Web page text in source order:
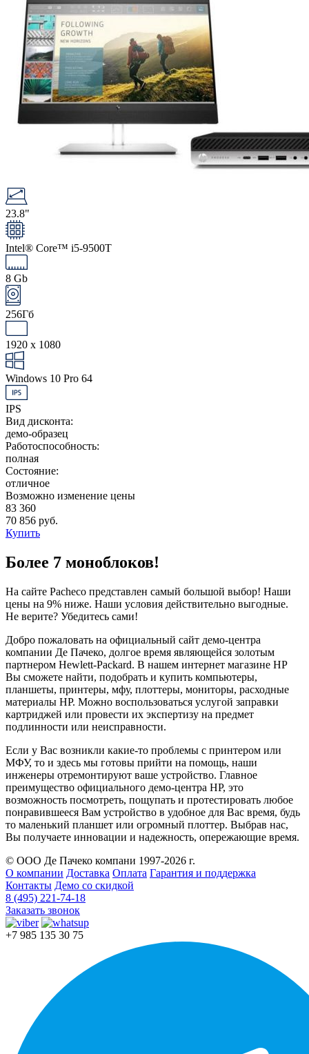
23.8"
Intel® Core™ i5-9500T
8 Gb
256Гб
1920 x 1080
Windows 10 Pro 64
IPS
Вид дисконта:
демо-образец
Работоспособность:
полная
Состояние:
отличное
Возможно изменение цены
83 360
70 856 руб.
Купить
Более 7 моноблоков!
На сайте Pacheco представлен самый большой выбор! Наши
цены на 9% ниже. Наши условия действительно выгодные.
Не верите? Убедитесь сами!
Добро пожаловать на официальный сайт демо-центра
компании Де Пачеко, долгое время являющейся золотым
партнером Hewlett-Packard. В нашем интернет магазине HP
Вы сможете найти, подобрать и купить компьютеры,
планшеты, принтеры, мфу, плоттеры, мониторы, расходные
материалы HP. Можно воспользоваться услугой заправки
картриджей или провести их экспертизу на предмет
подлинности или неисправности.
Если у Вас возникли какие-то проблемы с принтером или
МФУ, то и здесь мы готовы прийти на помощь, наши
инженеры отремонтируют ваше устройство. Главное
преимущество официального демо-центра HP, это
возможность посмотреть, пощупать и протестировать любое
понравившееся Вам устройство в удобное для Вас время, будь
то маленький планшет или огромный плоттер. Выбрав нас,
Вы получаете инновации и надежность, опережающие время.
© ООО Де Пачеко компани 1997-2026 г.
О компании Доставка Оплата Гарантия и поддержка
Контакты Демо со скидкой
8 (495) 221-74-18
Заказать звонок
+7 985 135 30 75